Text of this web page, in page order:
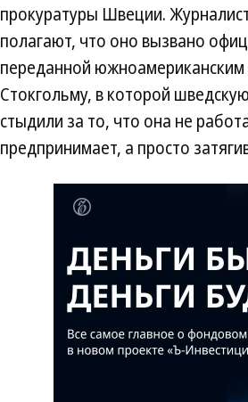
прокуратуры Швеции.
полагают, что оно вызвано
переданной южноамериканским
Стокгольму, в которой
стыдили за то, что она не
предпринимает, а просто